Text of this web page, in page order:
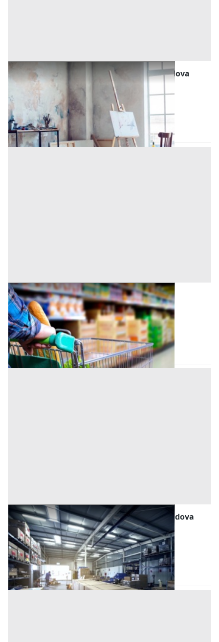
Laboratori per Arti e Mestieri all'asta a Padova
San Giorgio delle Pertiche (Padova)
Offerta minima
67.500 € 90.000 €
Codice asta:7fa61660
Asta chiusa
Negozio all'asta a Padova
San Giorgio delle Pertiche (Padova)
Offerta minima
37.500 € 50.000 €
Codice asta: AA1291366
Asta chiusa
Magazzini e Locali di Deposito all'asta a Padova
San Giorgio delle Pertiche (Padova)
Offerta minima
63.750 € 85.000 €
Codice asta:AI3336902
Asta chiusa